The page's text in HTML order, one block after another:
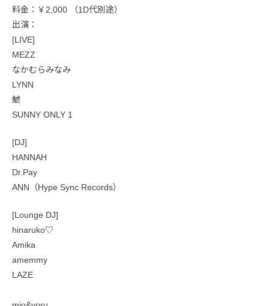
料金：￥2,000 （1D代別途）
出演：
[LIVE]
MEZZ
なかむらみなみ
LYNN
鯱
SUNNY ONLY 1
[DJ]
HANNAH
Dr.Pay
ANN（Hype Sync Records）
[Lounge DJ]
hinaruko♡
Amika
amemmy
LAZE